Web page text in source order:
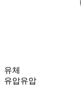
유체
유압유압